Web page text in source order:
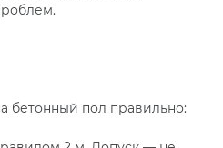
бетонный пол правильно: